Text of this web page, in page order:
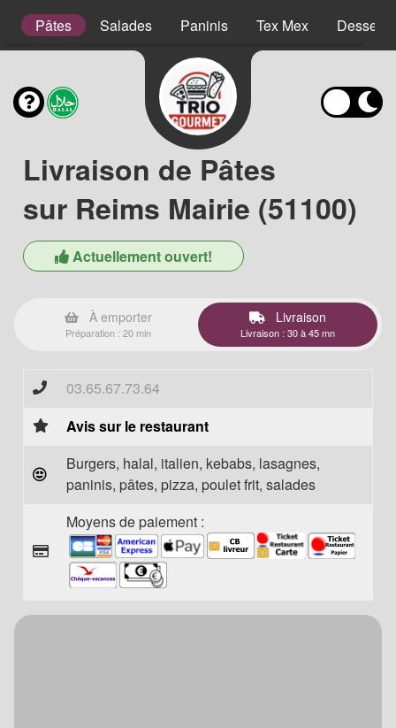
Pâtes Salades Paninis Tex Mex Desserts
Livraison de Pâtes
sur Reims Mairie (51100)
Actuellement ouvert!
À emporter
Préparation : 20 min
Livraison
Livraison : 30 à 45 mn
03.65.67.73.64
Avis sur le restaurant
Burgers, halal, italien, kebabs, lasagnes,
paninis, pâtes, pizza, poulet frit, salades
Moyens de paiement :